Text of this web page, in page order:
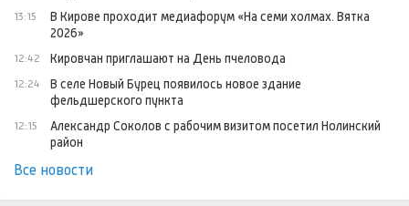
13:15
В Кирове проходит медиафорум «На семи холмах. Вятка
2026»
12:42 Кировчан приглашают на День пчеловода
12:24
В селе Новый Бурец появилось новое здание
фельдшерского пункта
12:15
Александр Соколов с рабочим визитом посетил Нолинский
район
Все новости